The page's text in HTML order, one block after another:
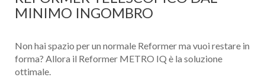
MINIMO INGOMBRO
Non hai spazio per un normale Reformer ma vuoi restare in
forma? Allora il Reformer METRO IQ è la soluzione
ottimale.